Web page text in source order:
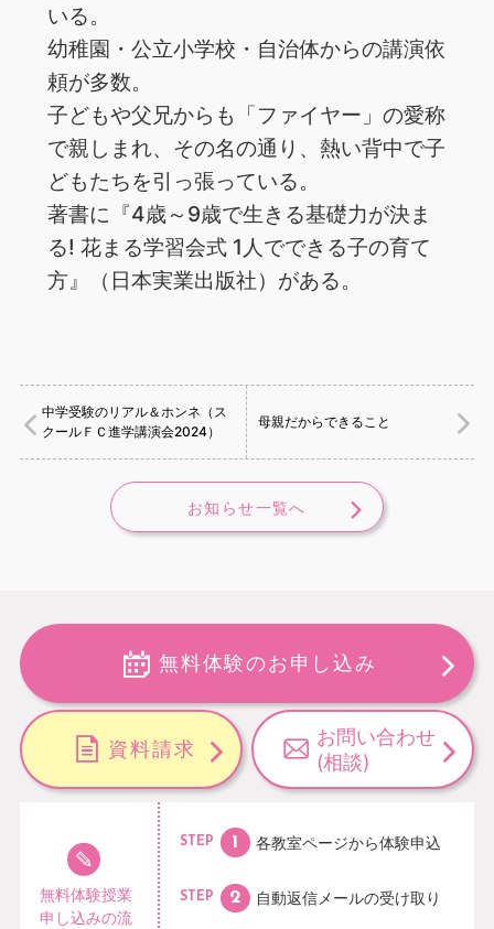
いる。
幼稚園・公立小学校・自治体からの講演依
頼が多数。
子どもや父兄からも「ファイヤー」の愛称
で親しまれ、その名の通り、熱い背中で子
どもたちを引っ張っている。
著書に『4歳～9歳で生きる基礎力が決ま
る! 花まる学習会式 1人でできる子の育て
方』（日本実業出版社）がある。
中学受験のリアル＆ホンネ（ス
クールＦＣ進学講演会2024）
母親だからできること
お知らせ一覧へ
無料体験のお申し込み
資料請求
お問い合わせ
(相談)
無料体験授業
申し込みの流
STEP 各教室ページから体験申込
STEP 自動返信メールの受け取り